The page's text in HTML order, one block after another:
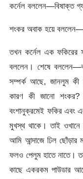
কর্নেল বললেন—বিষাক্ত
শংকর অবাক হয়ে
তখন কর্নেল এক ফকিরের
বললেন। শেষে
সম্পর্ক আছে, জানলুম কী
কারণ কী জানো শংকর?
বংশানুক্রমেই ফকির এবং
মুখস্থ থাকে। তাই ওখানে
আমি আন্দাজে ঢিল ছোঁড়ার
ফলও পেলুম হাতে নাতে।
কাছে একরকম পাউডার